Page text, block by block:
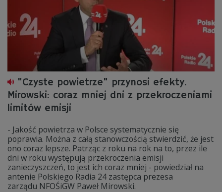
"Czyste powietrze" przynosi efekty.
Mirowski: coraz mniej dni z przekroczeniami
limitów emisji
- Jakość powietrza w Polsce systematycznie się
poprawia. Można z całą stanowczością stwierdzić, że jest
ono coraz lepsze. Patrząc z roku na rok na to, przez ile
dni w roku występują przekroczenia emisji
zanieczyszczeń, to jest ich coraz mniej - powiedział na
antenie Polskiego Radia 24 zastępca prezesa
zarządu NFOŚiGW Paweł Mirowski.